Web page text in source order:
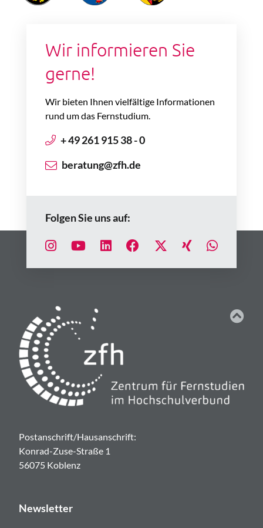
Wir informieren Sie
gerne!
Wir bieten Ihnen vielfältige Informationen
rund um das Fernstudium.
+ 49 261 915 38 - 0
beratung@zfh.de
Folgen Sie uns auf:
Postanschrift/Hausanschrift:
Konrad-Zuse-Straße 1
56075 Koblenz
Newsletter